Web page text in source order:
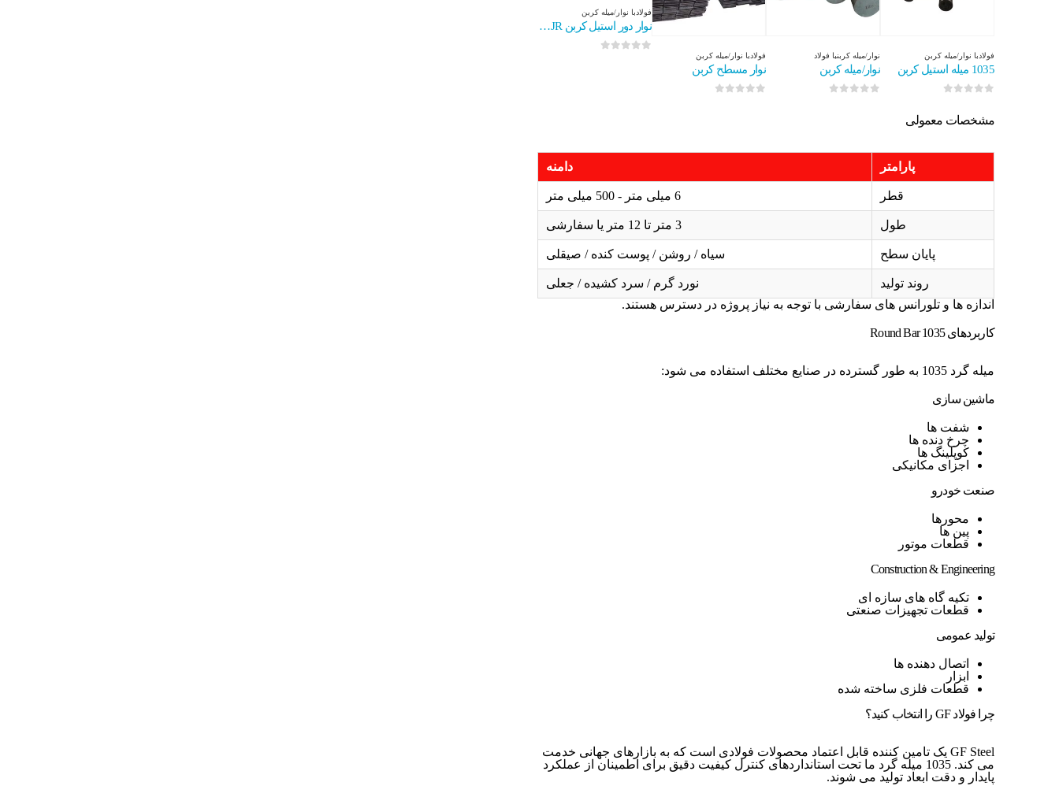
فولادبا نوار/میله کربن
1035 میله استیل کربن
نوار/میله کربنبا فولاد
نوار/میله کربن
فولادبا نوار/میله کربن
نوار مسطح کربن
فولادبا نوار/میله کربن
نوار دور استیل کربن S275JR
مشخصات معمولی
پارامتر دامنه
قطر 6 میلی متر - 500 میلی متر
طول 3 متر تا 12 متر یا سفارشی
پایان سطح سیاه / روشن / پوست کنده / صیقلی
روند تولید
نورد گرم / سرد کشیده / جعلی
اندازه ها و تلورانس های سفارشی با توجه به نیاز پروژه در دسترس هستند.
کاربردهای 1035 Round Bar
میله گرد 1035 به طور گسترده در صنایع مختلف استفاده می شود:
ماشین سازی
شفت ها
چرخ دنده ها
کوپلینگ ها
اجزای مکانیکی
صنعت خودرو
محورها
پین ها
قطعات موتور
Construction & Engineering
تکیه گاه های سازه ای
قطعات تجهیزات صنعتی
تولید عمومی
اتصال دهنده ها
ابزار
قطعات فلزی ساخته شده
چرا فولاد GF را انتخاب کنید؟
GF Steel یک تامین کننده قابل اعتماد محصولات فولادی است که به بازارهای جهانی خدمت
می کند. 1035 میله گرد ما تحت استانداردهای کنترل کیفیت دقیق برای اطمینان از عملکرد
پایدار و دقت ابعاد تولید می شوند.